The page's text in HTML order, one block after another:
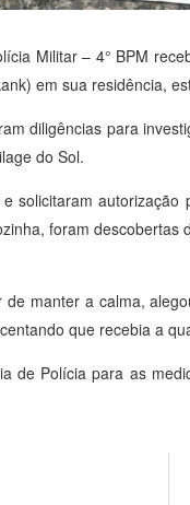
Militar – 4° BPM
em sua residência,
diligências para
do Sol.
solicitaram
foram
manter a calma,
que recebia a
de Polícia para as